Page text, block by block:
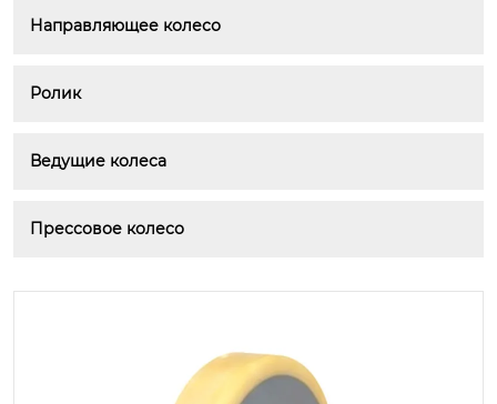
Направляющее колесо
Ролик
Ведущие колеса
Прессовое колесо